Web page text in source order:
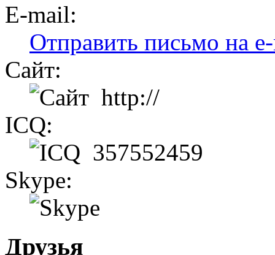
E-mail:
Отправить письмо на
Сайт:
http://
ICQ:
357552459
Skype:
Друзья